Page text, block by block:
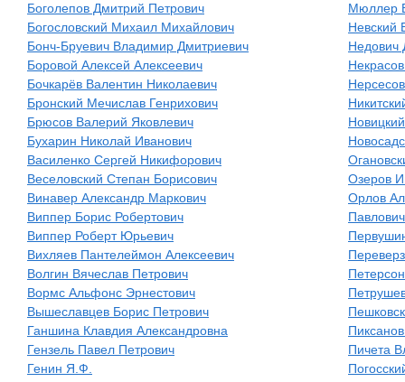
Боголепов Дмитрий Петрович
Богословский Михаил Михайлович
Бонч-Бруевич Владимир Дмитриевич
Боровой Алексей Алексеевич
Бочкарёв Валентин Николаевич
Бронский Мечислав Генрихович
Брюсов Валерий Яковлевич
Бухарин Николай Иванович
Василенко Сергей Никифорович
Веселовский Степан Борисович
Винавер Александр Маркович
Виппер Борис Робертович
Виппер Роберт Юрьевич
Вихляев Пантелеймон Алексеевич
Волгин Вячеслав Петрович
Вормс Альфонс Эрнестович
Вышеславцев Борис Петрович
Ганшина Клавдия Александровна
Гензель Павел Петрович
Генин Я.Ф.
Мюллер
Невский
Недович
Озеров
Орлов
Пичета